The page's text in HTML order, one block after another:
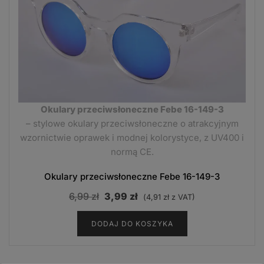
Okulary przeciwsłoneczne Febe 16-149-3
– stylowe okulary przeciwsłoneczne o atrakcyjnym
wzornictwie oprawek i modnej kolorystyce, z UV400 i
normą CE.
Okulary przeciwsłoneczne Febe 16-149-3
6,99zł Pierwotna
cena
wynosiła:
6,99 zł.
3,99 zł Aktualna
cena
wynosi:
3,99 zł.
(4,91 zł z VAT)
DODAJ DO KOSZYKA